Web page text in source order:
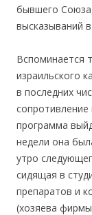
бывшего
высказываний
Вспоминается
израильского
в последних
сопротивление
программа
недели она
утро
сидящая в
препаратов и
(хозяева